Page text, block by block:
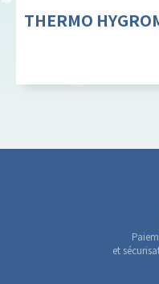
THERMO
et